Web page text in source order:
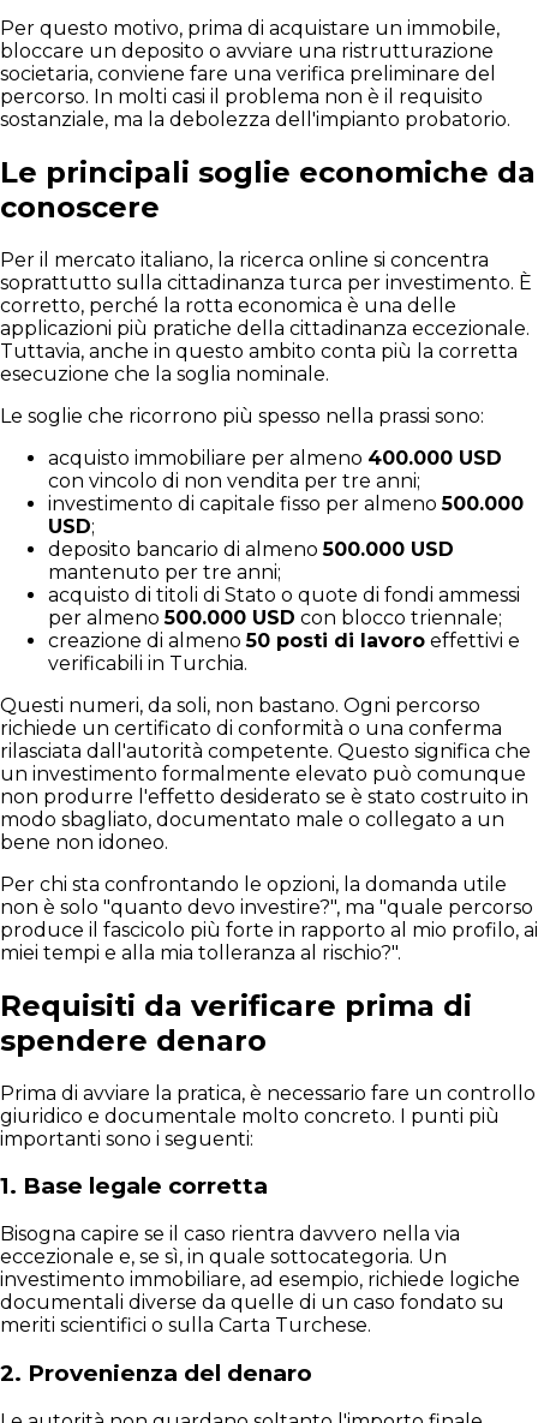
Per questo motivo, prima di acquistare un immobile,
bloccare un deposito o avviare una ristrutturazione
societaria, conviene fare una verifica preliminare del
percorso. In molti casi il problema non è il requisito
sostanziale, ma la debolezza dell'impianto probatorio.
Le principali soglie economiche da
conoscere
Per il mercato italiano, la ricerca online si concentra
soprattutto sulla cittadinanza turca per investimento. È
corretto, perché la rotta economica è una delle
applicazioni più pratiche della cittadinanza eccezionale.
Tuttavia, anche in questo ambito conta più la corretta
esecuzione che la soglia nominale.
Le soglie che ricorrono più spesso nella prassi sono:
acquisto immobiliare per almeno 400.000 USD
con vincolo di non vendita per tre anni;
investimento di capitale fisso per almeno500.000
USD;
deposito bancario di almeno500.000 USD
mantenuto per tre anni;
acquisto di titoli di Stato o quote di fondi ammessi
per almeno500.000 USD con blocco triennale;
creazione di almeno50 posti di lavoro effettivi e
verificabili in Turchia.
Questi numeri, da soli, non bastano. Ogni percorso
richiede un certificato di conformità o una conferma
rilasciata dall'autorità competente. Questo significa che
un investimento formalmente elevato può comunque
non produrre l'effetto desiderato se è stato costruito in
modo sbagliato, documentato male o collegato a un
bene non idoneo.
Per chi sta confrontando le opzioni, la domanda utile
non è solo "quanto devo investire?", ma "quale percorso
produce il fascicolo più forte in rapporto al mio profilo, ai
miei tempi e alla mia tolleranza al rischio?".
Requisiti da verificare prima di
spendere denaro
Prima di avviare la pratica, è necessario fare un controllo
giuridico e documentale molto concreto. I punti più
importanti sono i seguenti:
1. Base legale corretta
Bisogna capire se il caso rientra davvero nella via
eccezionale e, se sì, in quale sottocategoria. Un
investimento immobiliare, ad esempio, richiede logiche
documentali diverse da quelle di un caso fondato su
meriti scientifici o sulla Carta Turchese.
2. Provenienza del denaro